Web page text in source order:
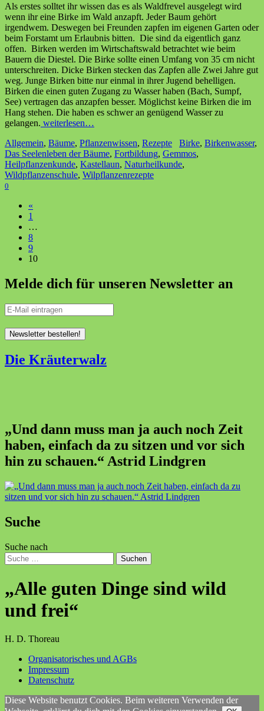
Als erstes solltet ihr wissen das es als Waldfrevel ausgelegt wird
wenn ihr eine Birke im Wald anzapft. Jeder Baum gehört
irgendwem. Deswegen bei Freunden zapfen im eigenen Garten oder
beim Forstamt um Erlaubnis bitten. Die sind da eigentlich ganz
offen. Birken werden im Wirtschaftswald betrachtet wie beim
Bauern die Diestel. Die Birke sollte einen Umfang von 35 cm nicht
unterschreiten. Dicke Birken stecken das Zapfen alle Zwei Jahre gut
weg. Junge Birken bitte nur einmal in ihrer Jugend behelligen.
Birken die einen guten Zugang zu Wasser haben (Bach, Sumpf,
See) vertragen das anzapfen besser. Möglichst keine Birken die im
Hang stehen. Die haben es schwer an genügend Wasser zu
gelangen. weiterlesen…
Allgemein, Bäume, Pflanzenwissen, Rezepte Birke, Birkenwasser,
Das Seelenleben der Bäume, Fortbildung, Gemmos,
Heilpflanzenkunde, Kastellaun, Naturheilkunde,
Wildpflanzenschule, Wilpflanzenrezepte
0
«
1
…
8
9
10
Melde dich für unseren Newsletter an
Die Kräuterwalz
„Und dann muss man ja auch noch Zeit
haben, einfach da zu sitzen und vor sich
hin zu schauen.“ Astrid Lindgren
Suche
Suche nach
Suchen
„Alle guten Dinge sind wild
und frei“
H. D. Thoreau
Organisatorisches und AGBs
Impressum
Datenschutz
Diese Website benutzt Cookies. Beim weiteren Verwenden der